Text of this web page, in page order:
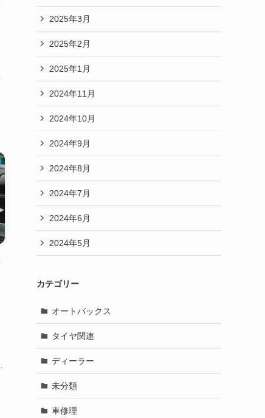
2025年3月
2025年2月
2025年1月
2024年11月
2024年10月
2024年9月
2024年8月
2024年7月
2024年6月
2024年5月
カテゴリー
オートバックス
タイヤ関連
ディーラー
未分類
車修理